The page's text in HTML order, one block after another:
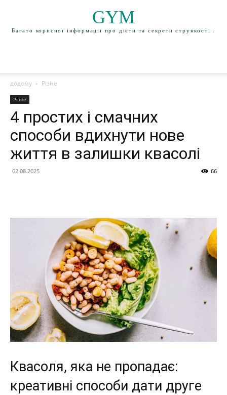
GYM
Багато корисної інформації про дієти та секрети стрункості .
додому Різне
Різне
4 простих і смачних
способи вдихнути нове
життя в залишки квасолі
02.08.2025 66
Квасоля, яка не пропадає:
креативні способи дати друге